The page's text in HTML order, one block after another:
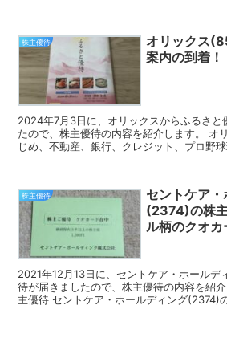
株主優待
オリックス
案内の到着！
2024年7月3日に、オリックスからふるさと
たので、株主優待の内容を紹介します。 オ
じめ、不動産、銀行、クレジット、プロ野
株主優待
セントケア
(2374)の株
ル柄のクオカ
2021年12月13日に、セントケア・ホールデ
待が届きましたので、株主優待の内容を紹
主優待 セントケア・ホールディング(2374)